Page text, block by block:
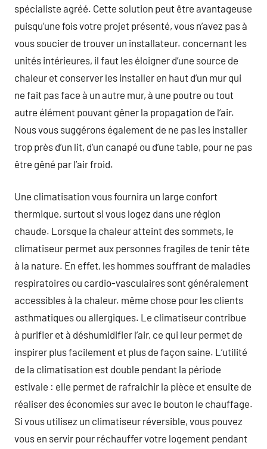
spécialiste agréé. Cette solution peut être avantageuse
puisqu’une fois votre projet présenté, vous n’avez pas à
vous soucier de trouver un installateur. concernant les
unités intérieures, il faut les éloigner d’une source de
chaleur et conserver les installer en haut d’un mur qui
ne fait pas face à un autre mur, à une poutre ou tout
autre élément pouvant gêner la propagation de l’air.
Nous vous suggérons également de ne pas les installer
trop près d’un lit, d’un canapé ou d’une table, pour ne pas
être gêné par l’air froid.
Une climatisation vous fournira un large confort
thermique, surtout si vous logez dans une région
chaude. Lorsque la chaleur atteint des sommets, le
climatiseur permet aux personnes fragiles de tenir tête
à la nature. En effet, les hommes souffrant de maladies
respiratoires ou cardio-vasculaires sont généralement
accessibles à la chaleur. même chose pour les clients
asthmatiques ou allergiques. Le climatiseur contribue
à purifier et à déshumidifier l’air, ce qui leur permet de
inspirer plus facilement et plus de façon saine. L’utilité
de la climatisation est double pendant la période
estivale : elle permet de rafraichir la pièce et ensuite de
réaliser des économies sur avec le bouton le chauffage.
Si vous utilisez un climatiseur réversible, vous pouvez
vous en servir pour réchauffer votre logement pendant